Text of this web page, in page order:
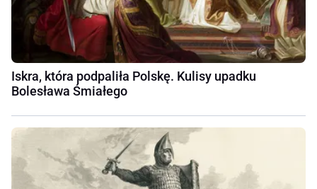
Iskra, która podpaliła Polskę. Kulisy upadku
Bolesława Śmiałego